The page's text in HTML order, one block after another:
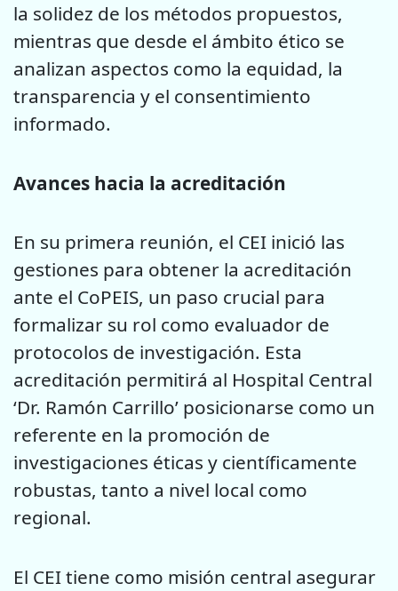
la solidez de los métodos propuestos,
mientras que desde el ámbito ético se
analizan aspectos como la equidad, la
transparencia y el consentimiento
informado.
Avances hacia la acreditación
En su primera reunión, el CEI inició las
gestiones para obtener la acreditación
ante el CoPEIS, un paso crucial para
formalizar su rol como evaluador de
protocolos de investigación. Esta
acreditación permitirá al Hospital Central
‘Dr. Ramón Carrillo’ posicionarse como un
referente en la promoción de
investigaciones éticas y científicamente
robustas, tanto a nivel local como
regional.
El CEI tiene como misión central asegurar